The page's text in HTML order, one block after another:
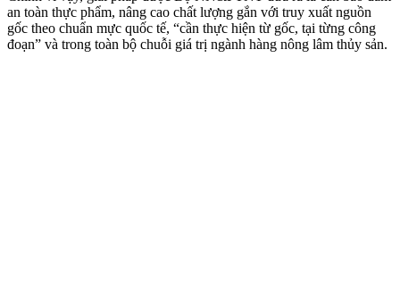
an toàn thực phẩm, nâng cao chất lượng gắn với truy xuất nguồn
gốc theo chuẩn mực quốc tế, “cần thực hiện từ gốc, tại từng công
đoạn” và trong toàn bộ chuỗi giá trị ngành hàng nông lâm thủy sản.